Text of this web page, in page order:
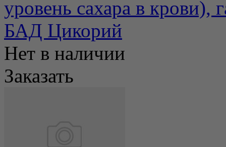
уровень сахара в крови),
БАД Цикорий
Нет в наличии
Заказать